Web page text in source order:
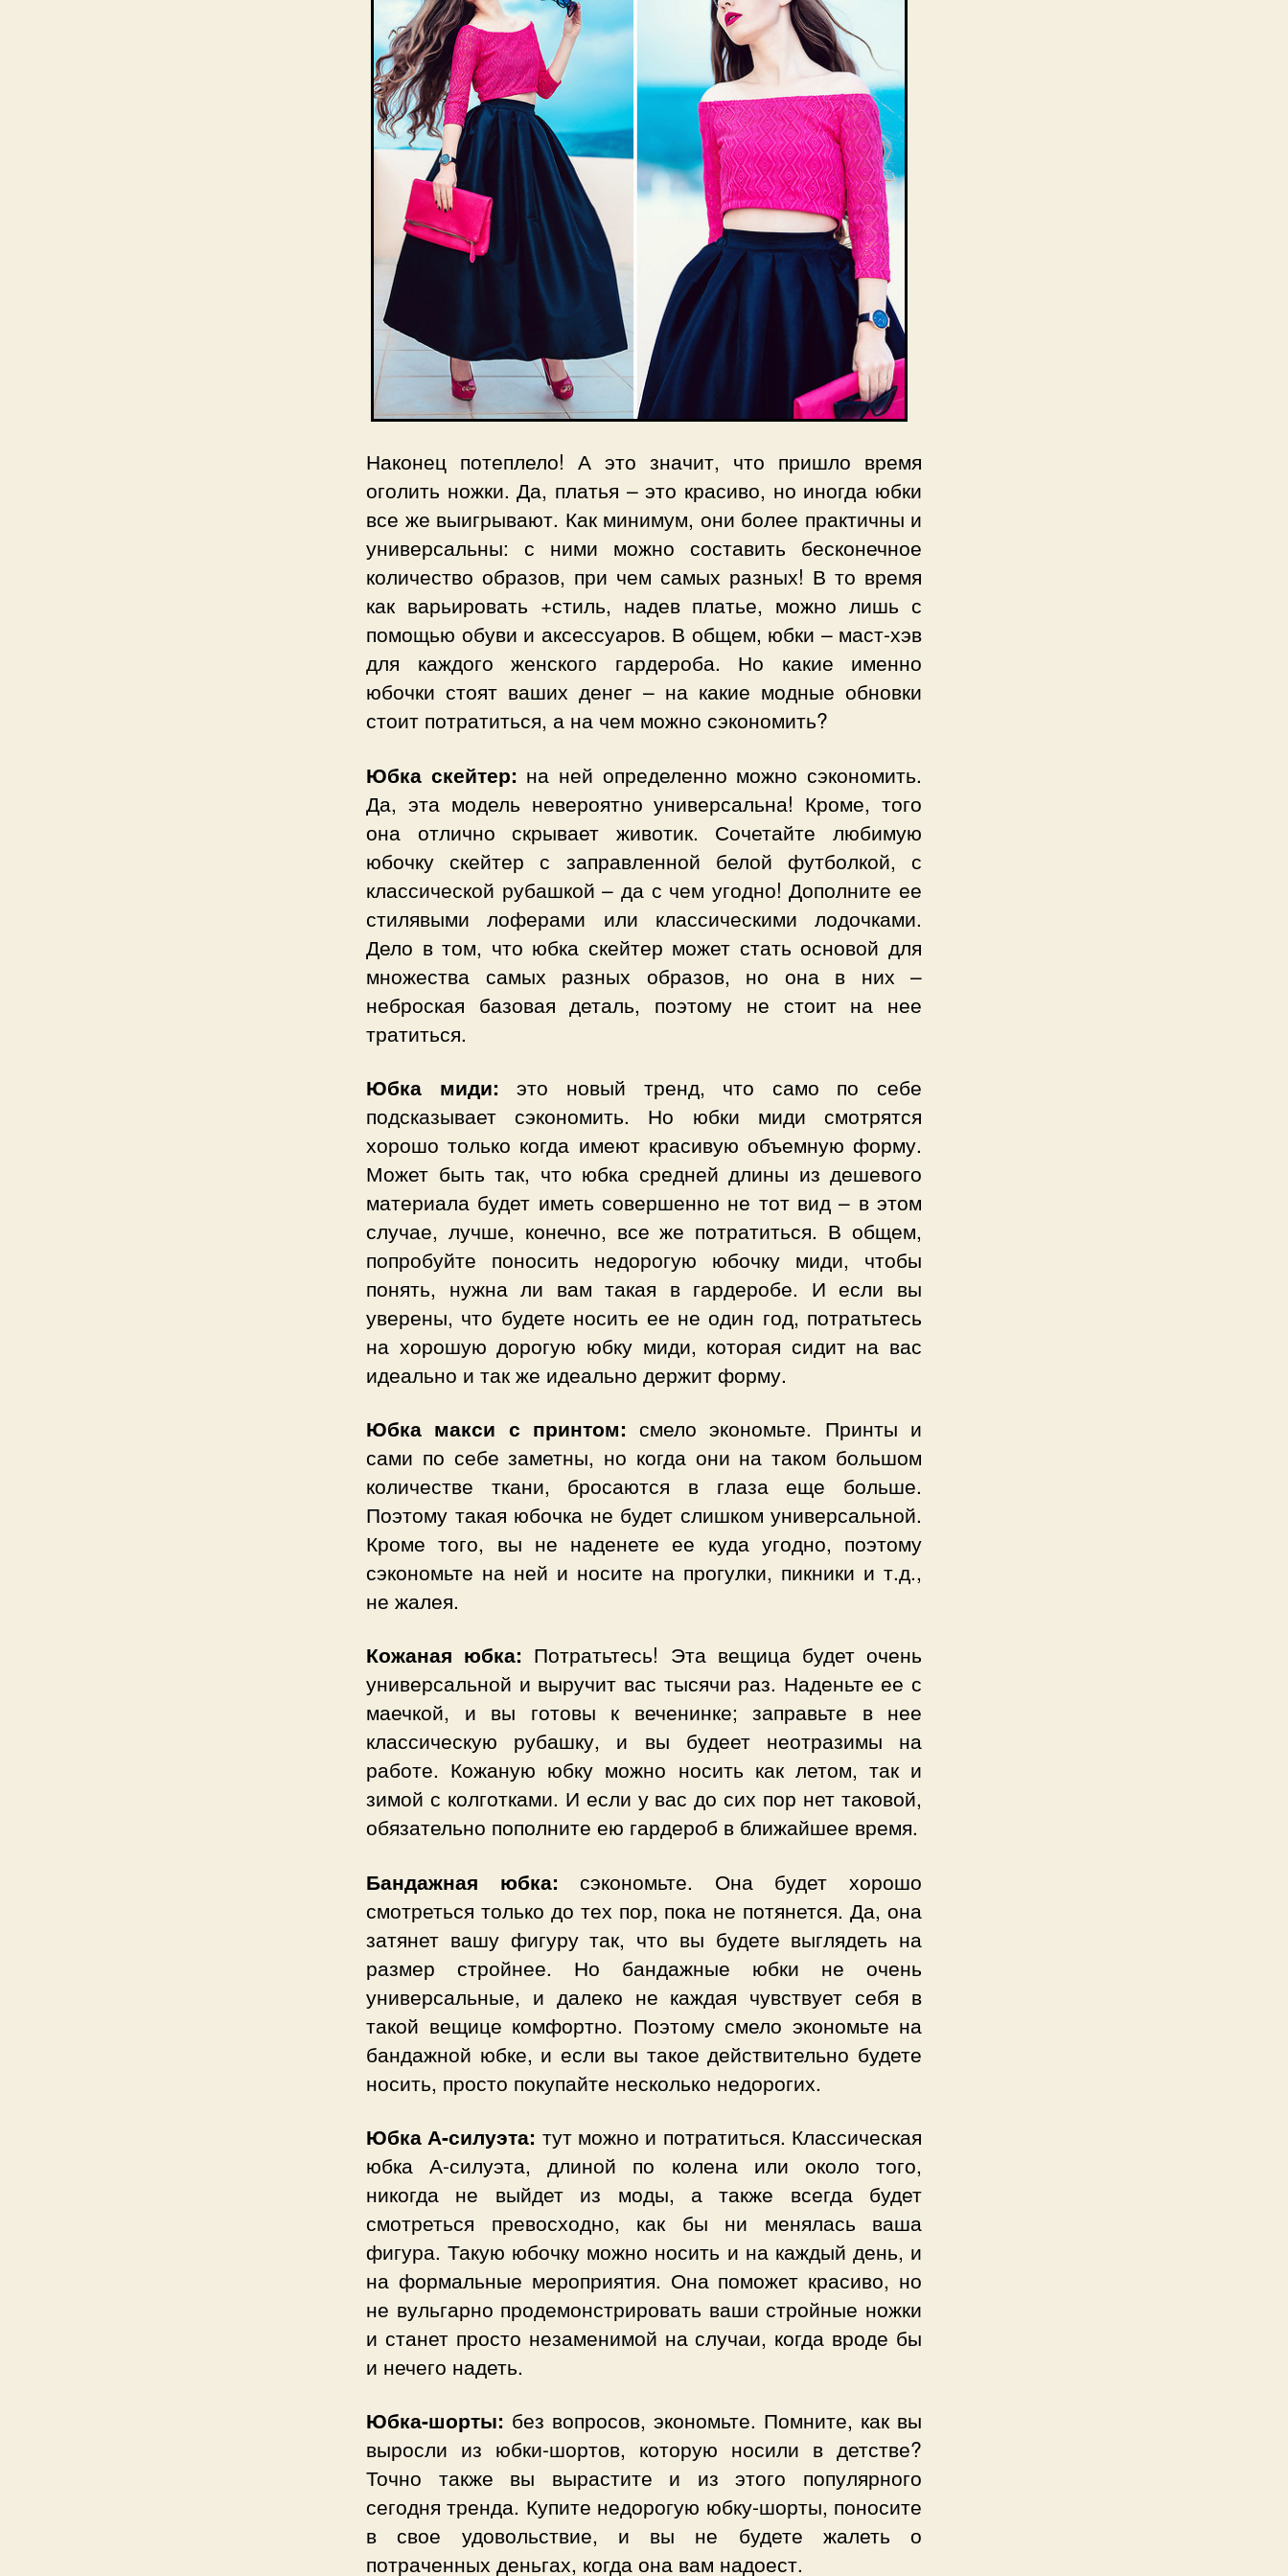
Наконец потеплело! А это значит, что пришло время
оголить ножки. Да, платья – это красиво, но иногда юбки
все же выигрывают. Как минимум, они более практичны и
универсальны: с ними можно составить бесконечное
количество образов, при чем самых разных! В то время
как варьировать +стиль, надев платье, можно лишь с
помощью обуви и аксессуаров. В общем, юбки – маст-хэв
для каждого женского гардероба. Но какие именно
юбочки стоят ваших денег – на какие модные обновки
стоит потратиться, а на чем можно сэкономить?
Юбка скейтер: на ней определенно можно сэкономить.
Да, эта модель невероятно универсальна! Кроме, того
она отлично скрывает животик. Сочетайте любимую
юбочку скейтер с заправленной белой футболкой, с
классической рубашкой – да с чем угодно! Дополните ее
стилявыми лоферами или классическими лодочками.
Дело в том, что юбка скейтер может стать основой для
множества самых разных образов, но она в них –
неброская базовая деталь, поэтому не стоит на нее
тратиться.
Юбка миди: это новый тренд, что само по себе
подсказывает сэкономить. Но юбки миди смотрятся
хорошо только когда имеют красивую объемную форму.
Может быть так, что юбка средней длины из дешевого
материала будет иметь совершенно не тот вид – в этом
случае, лучше, конечно, все же потратиться. В общем,
попробуйте поносить недорогую юбочку миди, чтобы
понять, нужна ли вам такая в гардеробе. И если вы
уверены, что будете носить ее не один год, потратьтесь
на хорошую дорогую юбку миди, которая сидит на вас
идеально и так же идеально держит форму.
Юбка макси с принтом: смело экономьте. Принты и
сами по себе заметны, но когда они на таком большом
количестве ткани, бросаются в глаза еще больше.
Поэтому такая юбочка не будет слишком универсальной.
Кроме того, вы не наденете ее куда угодно, поэтому
сэкономьте на ней и носите на прогулки, пикники и т.д.,
не жалея.
Кожаная юбка: Потратьтесь! Эта вещица будет очень
универсальной и выручит вас тысячи раз. Наденьте ее с
маечкой, и вы готовы к веченинке; заправьте в нее
классическую рубашку, и вы будеет неотразимы на
работе. Кожаную юбку можно носить как летом, так и
зимой с колготками. И если у вас до сих пор нет таковой,
обязательно пополните ею гардероб в ближайшее время.
Бандажная юбка: сэкономьте. Она будет хорошо
смотреться только до тех пор, пока не потянется. Да, она
затянет вашу фигуру так, что вы будете выглядеть на
размер стройнее. Но бандажные юбки не очень
универсальные, и далеко не каждая чувствует себя в
такой вещице комфортно. Поэтому смело экономьте на
бандажной юбке, и если вы такое действительно будете
носить, просто покупайте несколько недорогих.
Юбка А-силуэта: тут можно и потратиться. Классическая
юбка А-силуэта, длиной по колена или около того,
никогда не выйдет из моды, а также всегда будет
смотреться превосходно, как бы ни менялась ваша
фигура. Такую юбочку можно носить и на каждый день, и
на формальные мероприятия. Она поможет красиво, но
не вульгарно продемонстрировать ваши стройные ножки
и станет просто незаменимой на случаи, когда вроде бы
и нечего надеть.
Юбка-шорты: без вопросов, экономьте. Помните, как вы
выросли из юбки-шортов, которую носили в детстве?
Точно также вы вырастите и из этого популярного
сегодня тренда. Купите недорогую юбку-шорты, поносите
в свое удовольствие, и вы не будете жалеть о
потраченных деньгах, когда она вам надоест.